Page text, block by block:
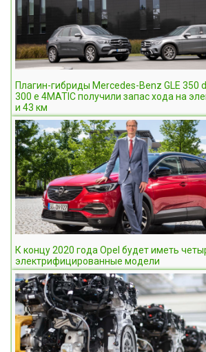
Плагин-гибриды Mercedes-Benz GLE 350
300 e 4MATIC получили запас хода на
и 43 км
К концу 2020 года Opel будет иметь
электрифицированные модели